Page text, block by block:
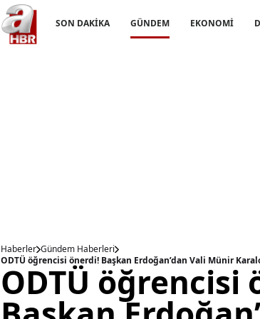
SON DAKİKA GÜNDEM EKONOMİ
Haberler Gündem Haberleri
ODTÜ öğrencisi önerdi! Başkan Erdoğan’dan Vali Münir
ODTÜ öğrencisi